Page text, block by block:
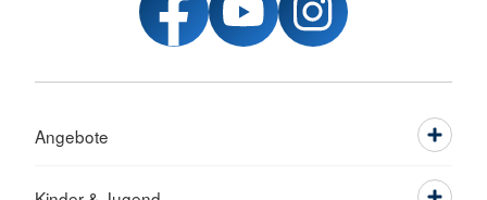
Angebote